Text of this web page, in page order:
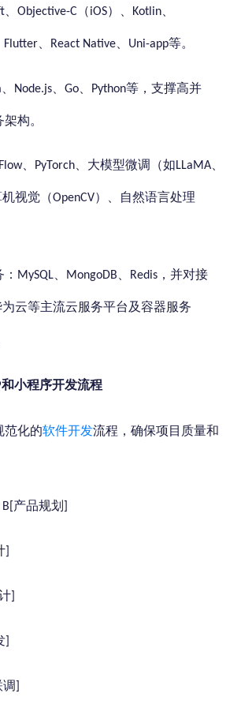
Objective-C （iOS）、 Kotlin
Flutter React Native Uni-app等。
Node.js Go Python等，支撑高并
构。
、 PyTorch 、大模型微调（如LLaMA
视觉（OpenCV）、自然语言处理
MySQL MongoDB Redis ，并对接
为云等主流云服务平台及容器服务
和小程序开发流程
范化的软件开发流程，确保项目质量和
产品规划